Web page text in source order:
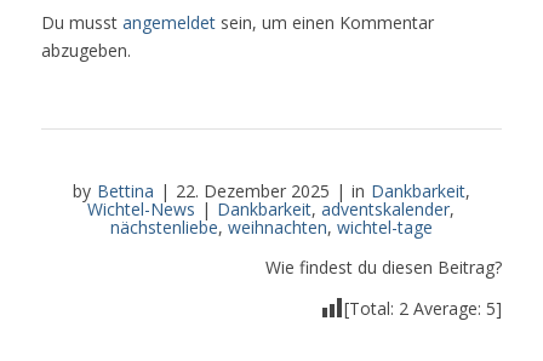
Du musst angemeldetsein, um einen Kommentar
abzugeben.
by Bettina | 22. Dezember 2025 | in Dankbarkeit,
Wichtel-News | Dankbarkeit,adventskalender,
nächstenliebe, weihnachten, wichtel-tage
Wie findest du diesen Beitrag?
[Total: 2 Average: 5]